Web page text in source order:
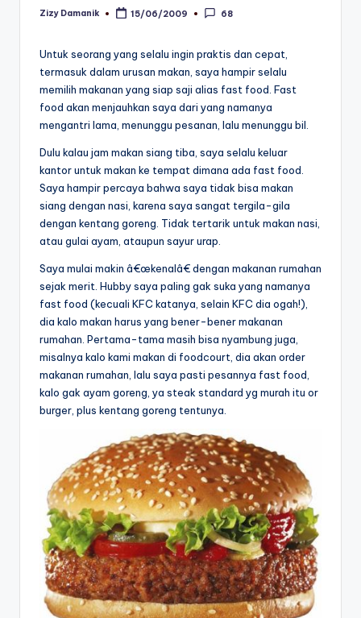
Posted
Zizy Damanik 15/06/2009 68
Untuk seorang yang selalu ingin praktis dan cepat,
termasuk dalam urusan makan, saya hampir selalu
memilih makanan yang siap saji alias fast food. Fast
food akan menjauhkan saya dari yang namanya
mengantri lama, menunggu pesanan, lalu menunggu bil.
Dulu kalau jam makan siang tiba, saya selalu keluar
kantor untuk makan ke tempat dimana ada fast food.
Saya hampir percaya bahwa saya tidak bisa makan
siang dengan nasi, karena saya sangat tergila-gila
dengan kentang goreng. Tidak tertarik untuk makan nasi,
atau gulai ayam, ataupun sayur urap.
Saya mulai makin â€œkenalâ€ dengan makanan rumahan
sejak merit. Hubby saya paling gak suka yang namanya
fast food (kecuali KFC katanya, selain KFC dia ogah!),
dia kalo makan harus yang bener-bener makanan
rumahan. Pertama-tama masih bisa nyambung juga,
misalnya kalo kami makan di foodcourt, dia akan order
makanan rumahan, lalu saya pasti pesannya fast food,
kalo gak ayam goreng, ya steak standard yg murah itu or
burger, plus kentang goreng tentunya.